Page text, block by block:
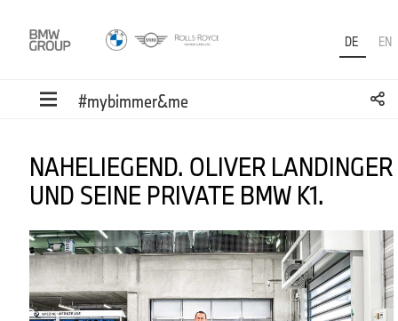
DE EN
#mybimmer&me
NAHELIEGEND. OLIVER LANDINGER
UND SEINE PRIVATE BMW K1.